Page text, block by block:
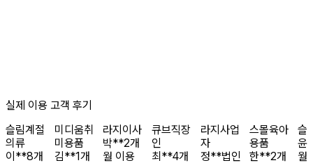
실제 이용 고객 후기
슬림계절
의류
이**8개
미디움취
미용품
김**1개
라지이사
박**2개
월 이용
큐브직장
인
최**4개
라지사업
자
정**법인
스몰육아
용품
한**2개
슬
윤
월